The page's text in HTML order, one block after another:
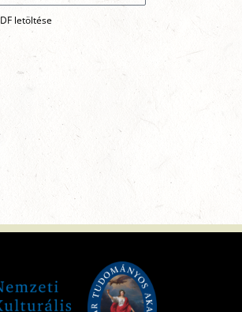
letöltése